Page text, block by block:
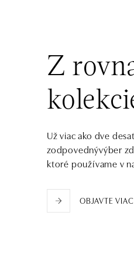
Rudná 3114/114,
tel.: +420605174749
dnes otvorené
Z
Už viac ako dve
zodpovednývýber
ktoré používame v
OBJAVTE VIAC